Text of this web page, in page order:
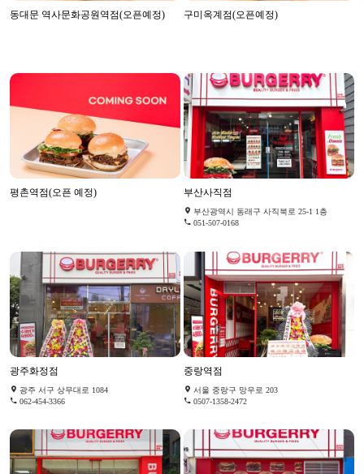
동대문 역사문화공원역점(오픈예정) 구미옥계점(오픈예정)
평촌역점(오픈 예정) 부산사직점
부산광역시 동래구 사직북로 25-1 1층
051-507-0168
광주화정점
광주 서구 상무대로 1084
062-454-3366
중랑역점
서울 중랑구 망우로 203
0507-1358-2472